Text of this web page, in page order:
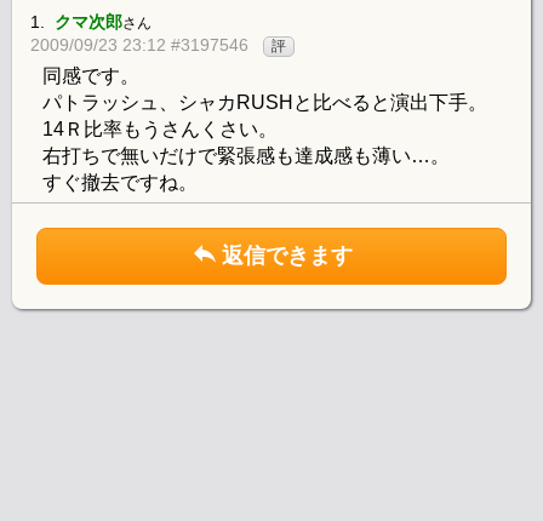
1. クマ次郎さん
2009/09/23 23:12 #3197546 評
同感です。
パトラッシュ、シャカRUSHと比べると演出下手。
14Ｒ比率もうさんくさい。
右打ちで無いだけで緊張感も達成感も薄い…。
すぐ撤去ですね。
返信できます